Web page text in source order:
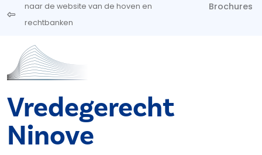
naar de website van de hoven en
rechtbanken
Brochures
Vredegerecht
Ninove